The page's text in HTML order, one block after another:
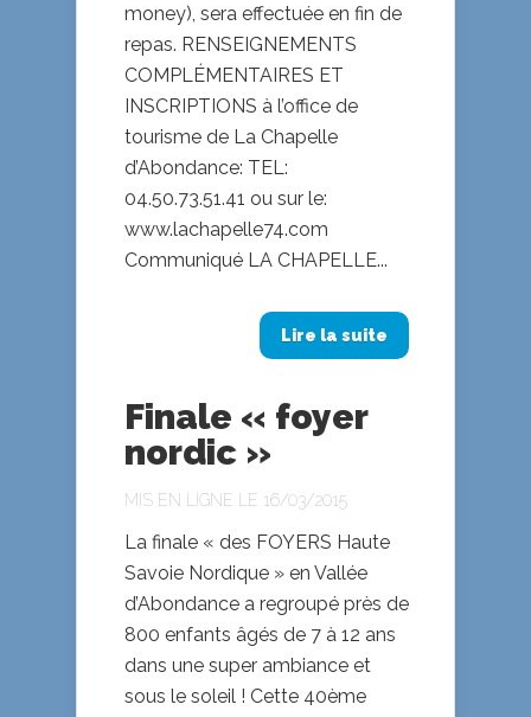
money), sera effectuée en fin de
repas. RENSEIGNEMENTS
COMPLÉMENTAIRES ET
INSCRIPTIONS à l’office de
tourisme de La Chapelle
d’Abondance: TEL:
04.50.73.51.41 ou sur le:
www.lachapelle74.com
Communiqué LA CHAPELLE...
Lire la suite
Finale « foyer
nordic »
MIS EN LIGNE LE 16/03/2015
La finale « des FOYERS Haute
Savoie Nordique » en Vallée
d’Abondance a regroupé près de
800 enfants âgés de 7 à 12 ans
dans une super ambiance et
sous le soleil ! Cette 40ème